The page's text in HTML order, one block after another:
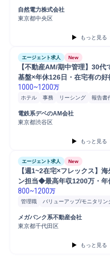
自然電力株式会社
東京都中央区
もっと見る
エージェント求人 New
【不動産AM/期中管理】30
基盤×年休126日・在宅有の
1000~1200万
ホテル 事務 リーシング 報告書
物流/生産管理職担当
物件買付/アクイジション
電鉄系デベのAM会社
東京都渋谷区
もっと見る
エージェント求人 New
【週1~2在宅×フレックス】
ン担当◆最高年収1200万・年
800~1200万
管理職 バリューアップ/モニタリン
モニタリング
Microsoft Word
メガバンク系不動産会社
東京都千代田区
もっと見る